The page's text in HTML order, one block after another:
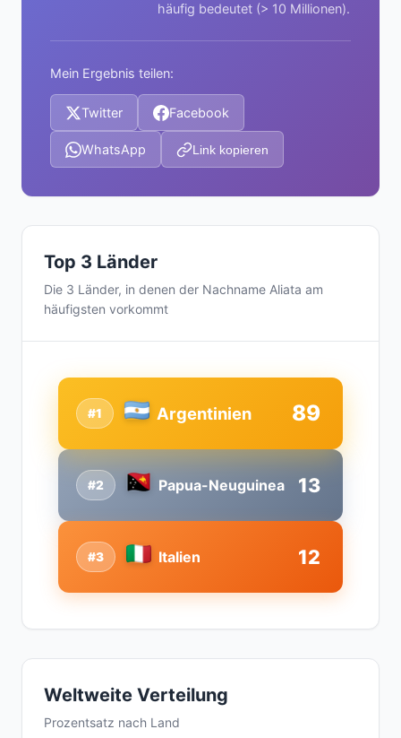
häufig bedeutet (> 10 Millionen).
Mein Ergebnis teilen:
Twitter Facebook
WhatsApp Link kopieren
Top 3 Länder
Die 3 Länder, in denen der Nachname Aliata am
häufigsten vorkommt
#2 Papua-Neuguinea 13
#1 Argentinien 89
#3 Italien 12
Weltweite Verteilung
Prozentsatz nach Land